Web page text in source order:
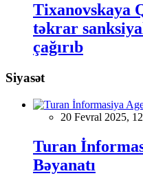
Tixanovskaya
təkrar
çağırıb
Siyasət
20 Fevral 2025,
Turan
Bəyanatı